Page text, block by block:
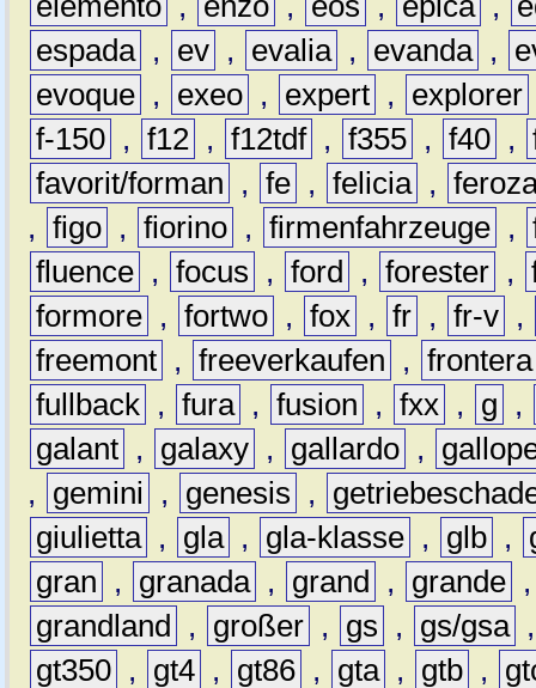
espada , ev , evalia , evanda ,
evoque , exeo , expert , explorer
f-150 , f12 , f12tdf , f355 , f40 ,
favorit/forman
, fe , felicia ,
, figo , fiorino , firmenfahrzeuge ,
fluence , focus , ford , forester ,
formore , fortwo , fox , fr , fr-v ,
freemont , freeverkaufen , frontera
fullback , fura , fusion , fxx , g
,
galant , galaxy , gallardo ,
,
gemini , genesis ,
giulietta , gla , gla-klasse , glb ,
gran
, granada , grand , grande
grandland
, großer , gs , gs/gsa
gt350 , gt4 , gt86 , gta , gtb ,